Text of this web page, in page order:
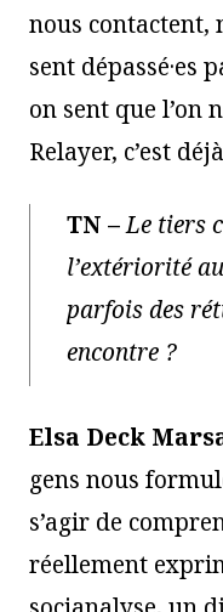
nous contactent,
sent dépassé·es
on sent que l’on
Relayer, c’est
TN –Le tiers
l’extériorité
parfois des
encontre ?
Elsa Deck
gens nous
s’agir de
réellement